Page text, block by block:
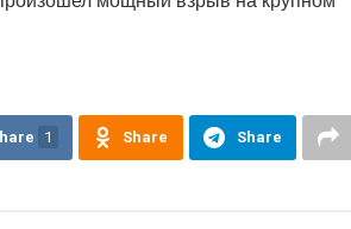
1 Share Share